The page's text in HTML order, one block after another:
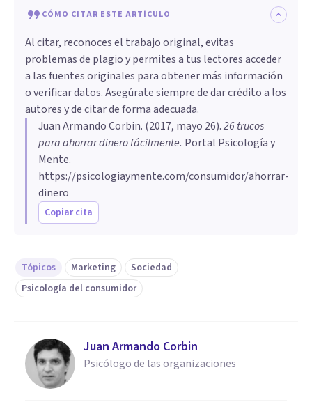
CÓMO CITAR ESTE ARTÍCULO
Al citar, reconoces el trabajo original, evitas
problemas de plagio y permites a tus lectores acceder
a las fuentes originales para obtener más información
o verificar datos. Asegúrate siempre de dar crédito a los
autores y de citar de forma adecuada.
Juan Armando Corbin. (2017, mayo 26).26 trucos
para ahorrar dinero fácilmente. Portal Psicología y
Mente.
https://psicologiaymente.com/consumidor/ahorrar-
dinero
Copiar cita
Tópicos Marketing
Sociedad
Psicología del consumidor
Juan Armando Corbin
Psicólogo de las organizaciones